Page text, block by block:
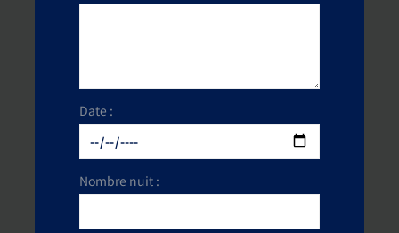
Date :
Nombre nuit :